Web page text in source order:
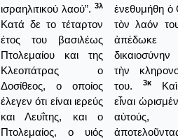
ισραηλιτικού λαού”. 3λ
Κατά δε το τέταρτον
έτος του βασιλέως
Πτολεμαίου και της
Κλεοπάτρας ο
Δοσίθεος, ο οποίος
έλεγεν ότι είναι ιερεύς
και Λευΐτης, και ο
Πτολεμαίος, ο υιός
ἐνεθυμήθη ὁ
τὸν λαόν
ἀπέδωκε
τὴν
του.
3κ
εἶναι
αὐτούς,